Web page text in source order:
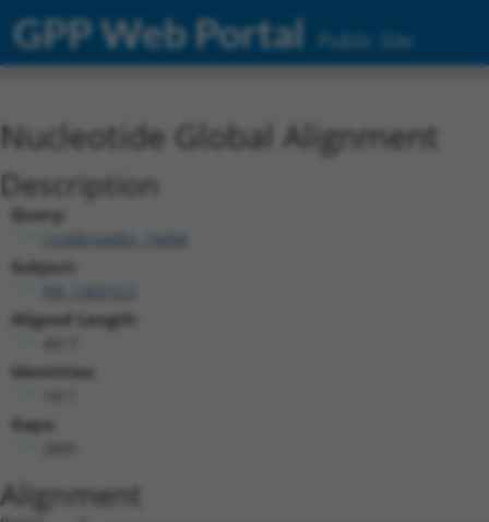
GPP Web Portal Public Site
Nucleotide Global Alignment
Description
Query:
ccsbBroadEn_10494
Subject:
Aligned Length:
Identities:
Gaps:
Alignment